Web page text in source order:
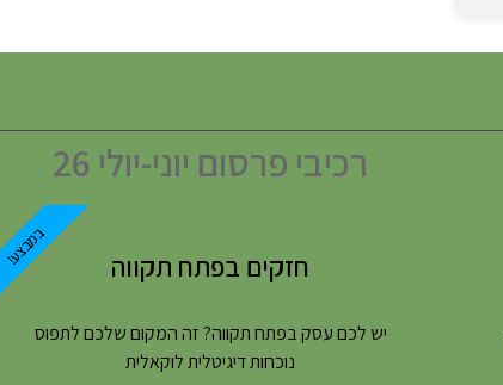
רכיבי פרסום יוני-יולי 26
חזקים בפתח תקווה
יש לכם עסק בפתח תקווה? זה המקום שלכם לתפוס
נוכחות דיגיטלית לוקאלית
במבצע!